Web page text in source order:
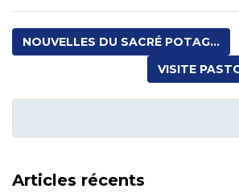
Miquey
!
NOUVELLES DU SACRÉ POTAG...
VISITE
Articles récents